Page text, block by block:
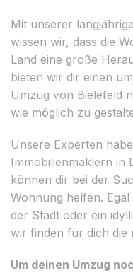
Mit unserer
wissen wir, dass die
Land eine große
bieten wir dir einen
Umzug von Bielefeld
wie möglich zu
Unsere Experten
Immobilienmaklern in
können dir bei der
Wohnung helfen.
der Stadt oder ein
wir finden für dich die
Um deinen Umzug